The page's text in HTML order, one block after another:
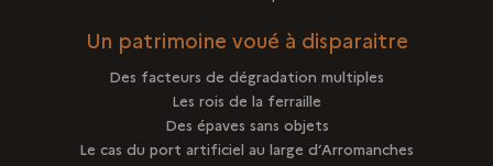
Un patrimoine voué à disparaitre
Des facteurs de dégradation multiples
Les rois de la ferraille
Des épaves sans objets
Le cas du port artificiel au large d’Arromanches